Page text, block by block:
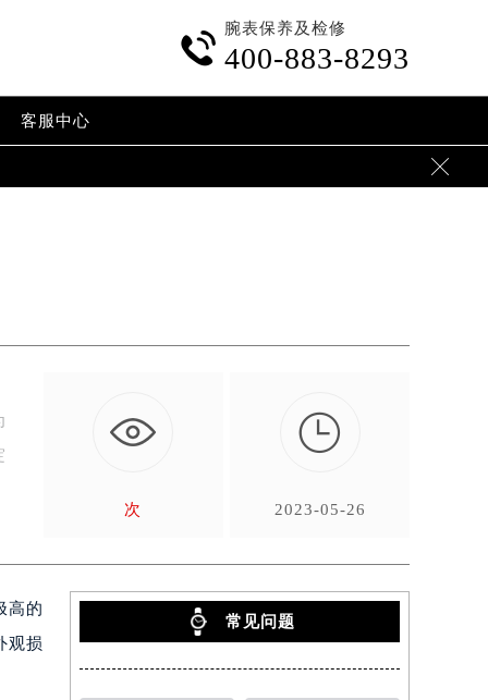

腕表保养及检修
400-883-8293
客服中心

次

2023-05-26
高的
观损
常见问题